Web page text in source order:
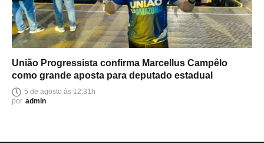
União Progressista confirma Marcellus Campêlo
como grande aposta para deputado estadual
5 de agosto às 12:31h
por admin